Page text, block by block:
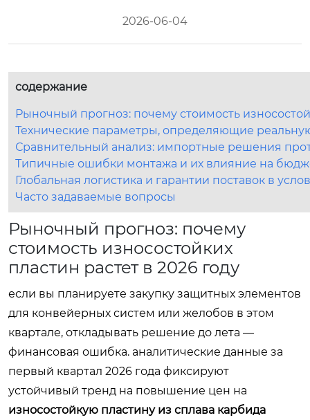
2026-06-04
содержание
Рыночный прогноз: почему стоимость
Технические параметры, определяющие
Сравнительный анализ: импортные решения
Типичные ошибки монтажа и их влияние на
Глобальная логистика и гарантии поставок в
Часто задаваемые вопросы
Рыночный прогноз: почему
стоимость износостойких
пластин растет в 2026 году
если вы планируете закупку защитных элементов
для конвейерных систем или желобов в этом
квартале, откладывать решение до лета —
финансовая ошибка. аналитические данные за
первый квартал 2026 года фиксируют
устойчивый тренд на повышение цен на
износостойкую пластину из сплава карбида